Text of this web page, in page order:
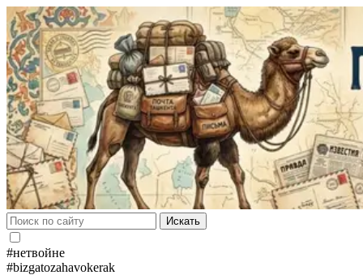
Искать
#нетвойне
#bizgatozahavokerak